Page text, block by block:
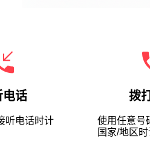
电话
听电话时计
拨
使用任意号
国家/地区时